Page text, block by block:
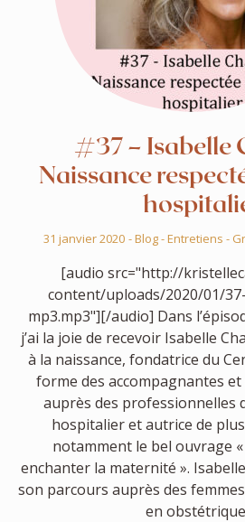
#37 – Isabelle
Naissance
31 janvier 2020 -Blog-Entretiens -
[audio src="http://
content/uploads/2020/01/
mp3.mp3"][/audio] Dans
j’ai la joie de recevoir Isabelle
à la naissance, fondatrice du
forme des accompagnantes
auprès des professionnelles
hospitalier et autrice de
notamment le bel ouvrage
enchanter la maternité ».
son parcours auprès des
en